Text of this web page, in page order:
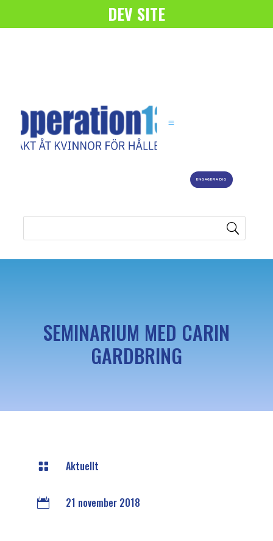
DEV SITE
ENGAGERA DIG
SEMINARIUM MED CARIN
GARDBRING
 Aktuellt
 21 november 2018